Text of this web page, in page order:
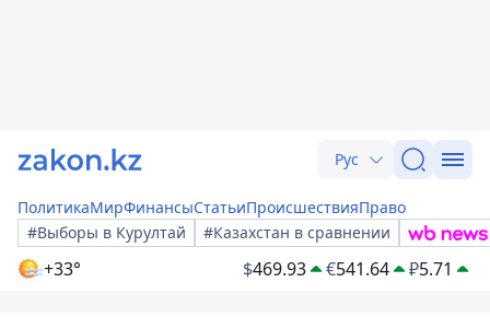
Рус
ПолитикаМирФинансыСтатьиПроисшествияПраво
#Выборы в Курултай
#Казахстан в сравнении
+33° $469.93 €541.64 ₽5.71